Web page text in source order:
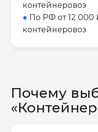
контейнеровоз
● По РФ от 12 000
контейнеровоз
Почему